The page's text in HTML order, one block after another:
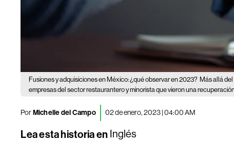
Fusiones y adquisiciones en México: ¿qué observar en 2023? Más allá
empresas del sector restaurantero y minorista que vieron una
PorMichelle del Campo 02 de enero, 2023 | 04:00 AM
Lea esta historia en Inglés